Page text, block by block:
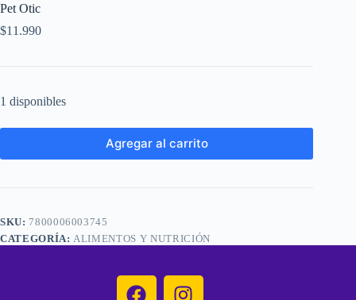
Pet Otic
$11.990
1 disponibles
Agregar al carrito
SKU: 7800006003745
CATEGORÍA: ALIMENTOS Y NUTRICIÓN